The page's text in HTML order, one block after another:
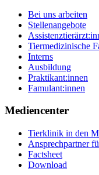
Bei uns arbeiten
Stellenangebote
Tiermedizinische
Interns
Ausbildung
Praktikant:innen
Famulant:innen
Mediencenter
Tierklinik in den
Ansprechpartner
Factsheet
Download